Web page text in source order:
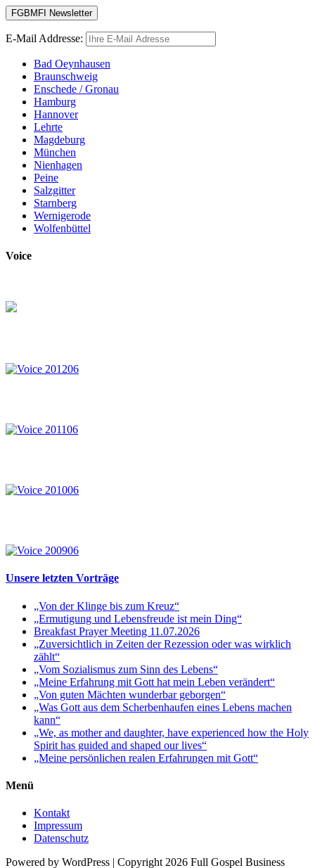
E-Mail Addresse:
Bad Oeynhausen
Braunschweig
Enschede / Gronau
Hamburg
Hannover
Lehrte
Magdeburg
München
Nienhagen
Peine
Salzgitter
Starnberg
Wernigerode
Wolfenbüttel
Voice
Unsere letzten Vorträge
„Von der Klinge bis zum Kreuz“
„Ermutigung und Lebensfreude ist mein Ding“
Breakfast Prayer Meeting 11.07.2026
„Zuversichtlich in Zeiten der Rezession oder was wirklich
zählt“
„Vom Sozialismus zum Sinn des Lebens“
„Meine Erfahrung mit Gott hat mein Leben verändert“
„Von guten Mächten wunderbar geborgen“
„Was Gott aus dem Scherbenhaufen eines Lebens machen
kann“
„We, as mother and daughter, have experienced how the Holy
Spirit has guided and shaped our lives“
„Meine persönlichen realen Erfahrungen mit Gott“
Menü
Kontakt
Impressum
Datenschutz
Powered by WordPress | Copyright 2026 Full Gospel Business